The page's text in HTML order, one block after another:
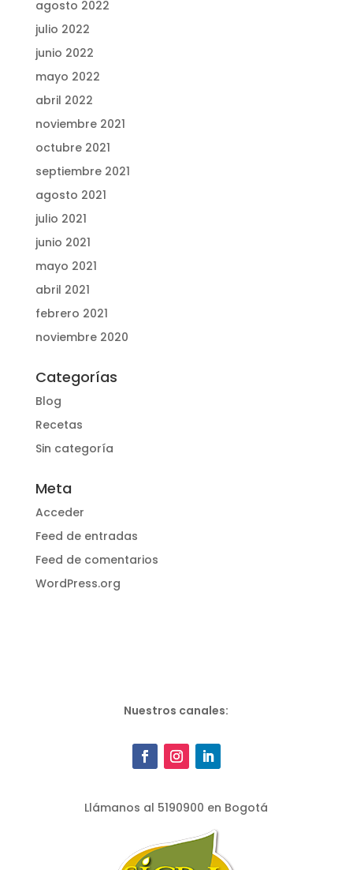
agosto 2022
julio 2022
junio 2022
mayo 2022
abril 2022
noviembre 2021
octubre 2021
septiembre 2021
agosto 2021
julio 2021
junio 2021
mayo 2021
abril 2021
febrero 2021
noviembre 2020
Categorías
Blog
Recetas
Sin categoría
Meta
Acceder
Feed de entradas
Feed de comentarios
WordPress.org
Nuestros canales:
Llámanos al 5190900 en Bogotá